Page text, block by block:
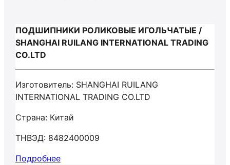
ПОДШИПНИКИ РОЛИКОВЫЕ ИГОЛЬЧАТЫЕ /
SHANGHAI RUILANG INTERNATIONAL TRADING
CO.LTD
Изготовитель: SHANGHAI RUILANG
INTERNATIONAL TRADING CO.LTD
Страна: Китай
ТНВЭД: 8482400009
Подробнее